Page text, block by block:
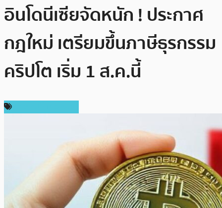
อินโดนีเซียจัดหนัก ! ประกาศ
กฎใหม่ เตรียมขึ้นภาษีธุรกรรม
คริปโต เริ่ม 1 ส.ค.นี้